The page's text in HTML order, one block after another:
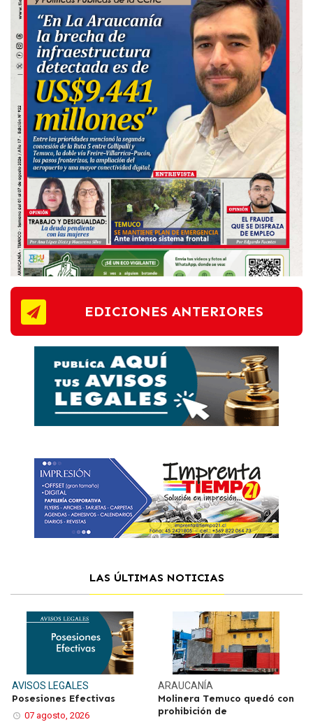
EDICIONES ANTERIORES
LAS ÚLTIMAS NOTICIAS
AVISOS LEGALES
Posesiones Efectivas
07 agosto, 2026
ARAUCANÍA
Molinera Temuco quedó con
prohibición de